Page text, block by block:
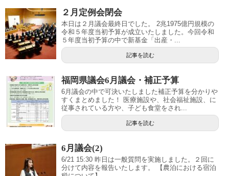
２月定例会閉会
本日は２月議会最終日でした。 2兆1975億円規模の
令和５年度当初予算が成立いたしました。今回令和
５年度当初予算の中で新基金「出産・...
記事を読む
福岡県議会6月議会・補正予算
6月議会の中で可決いたしました補正予算を分かりや
すくまとめました！ 医療施設や、社会福祉施設、に
従事されている方や、子ども食堂をされ...
記事を読む
6月議会(2)
6/21 15:30 昨日は一般質問を実施しました。２回に
分けて内容を報告いたします。 【農泊における宿泊